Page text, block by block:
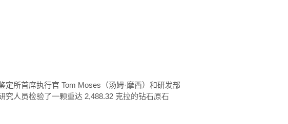
定所首席执行官 Tom Moses（汤姆·摩西）和研发部
究人员检验了一颗重达 2,488.32 克拉的钻石原石